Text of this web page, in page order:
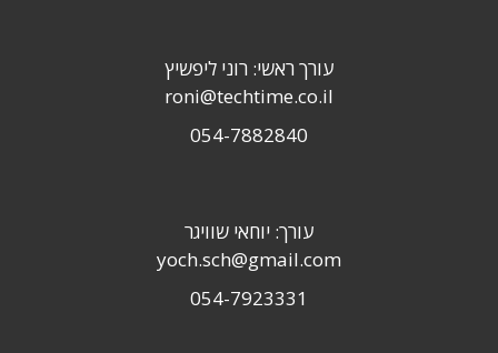
עורך ראשי: רוני ליפשיץ
roni@techtime.co.il
054-7882840
עורך: יוחאי שוויגר
yoch.sch@gmail.com
054-7923331